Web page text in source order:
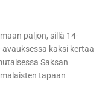
paljon, sillä 14-
kaksi kertaa
Saksan
tapaan